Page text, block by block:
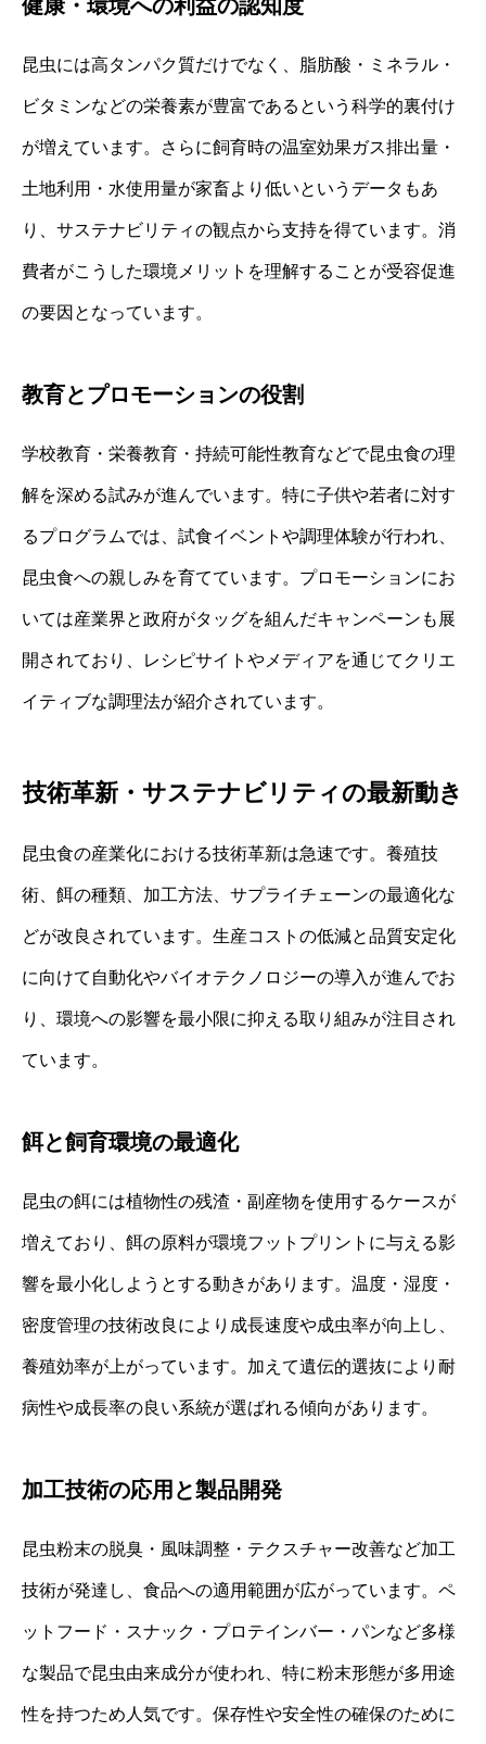
健康・環境への利益の認知度
昆虫には高タンパク質だけでなく、脂肪酸・ミネラル・
ビタミンなどの栄養素が豊富であるという科学的裏付け
が増えています。さらに飼育時の温室効果ガス排出量・
土地利用・水使用量が家畜より低いというデータもあ
り、サステナビリティの観点から支持を得ています。消
費者がこうした環境メリットを理解することが受容促進
の要因となっています。
教育とプロモーションの役割
学校教育・栄養教育・持続可能性教育などで昆虫食の理
解を深める試みが進んでいます。特に子供や若者に対す
るプログラムでは、試食イベントや調理体験が行われ、
昆虫食への親しみを育てています。プロモーションにお
いては産業界と政府がタッグを組んだキャンペーンも展
開されており、レシピサイトやメディアを通じてクリエ
イティブな調理法が紹介されています。
技術革新・サステナビリティの最新動き
昆虫食の産業化における技術革新は急速です。養殖技
術、餌の種類、加工方法、サプライチェーンの最適化な
どが改良されています。生産コストの低減と品質安定化
に向けて自動化やバイオテクノロジーの導入が進んでお
り、環境への影響を最小限に抑える取り組みが注目され
ています。
餌と飼育環境の最適化
昆虫の餌には植物性の残渣・副産物を使用するケースが
増えており、餌の原料が環境フットプリントに与える影
響を最小化しようとする動きがあります。温度・湿度・
密度管理の技術改良により成長速度や成虫率が向上し、
養殖効率が上がっています。加えて遺伝的選抜により耐
病性や成長率の良い系統が選ばれる傾向があります。
加工技術の応用と製品開発
昆虫粉末の脱臭・風味調整・テクスチャー改善など加工
技術が発達し、食品への適用範囲が広がっています。ペ
ットフード・スナック・プロテインバー・パンなど多様
な製品で昆虫由来成分が使われ、特に粉末形態が多用途
性を持つため人気です。保存性や安全性の確保のために